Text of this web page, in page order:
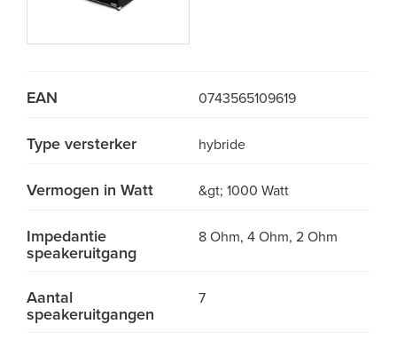
EAN 0743565109619
Type versterker hybride
Vermogen in Watt &gt; 1000 Watt
Impedantie
speakeruitgang
8 Ohm, 4 Ohm, 2 Ohm
Aantal
speakeruitgangen
7